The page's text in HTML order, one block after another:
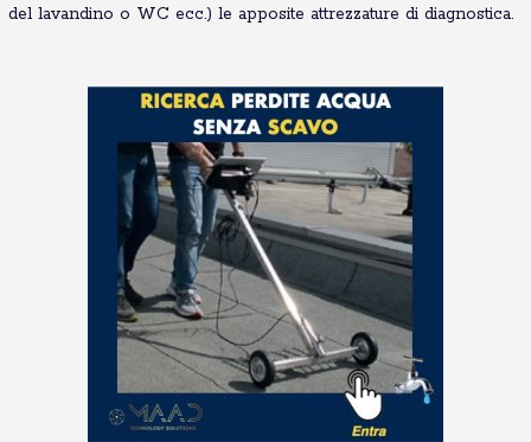
del lavandino o WC ecc.) le apposite attrezzature di diagnostica.